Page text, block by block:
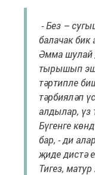
- Без –
балачак
Әмма шулай
тырышып
тәртипле
тәрбияләп
алдылар,
Бүгенге
бар, - ди
җиде дистә
Тигез,